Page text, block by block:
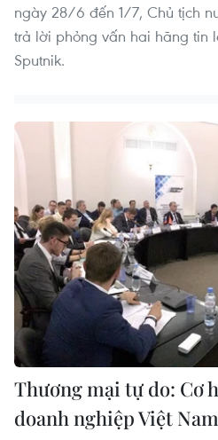
ngày 28/6 đến 1/7, Chủ tịch
trả lời phỏng vấn hai hãng tin
Sputnik.
​Thương mại tự do: Cơ
doanh nghiệp Việt